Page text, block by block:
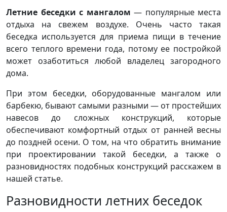
Летние беседки с мангалом — популярные места
отдыха на свежем воздухе. Очень часто такая
беседка используется для приема пищи в течение
всего теплого времени года, потому ее постройкой
может озаботиться любой владелец загородного
дома.
При этом беседки, оборудованные мангалом или
барбекю, бывают самыми разными — от простейших
навесов до сложных конструкций, которые
обеспечивают комфортный отдых от ранней весны
до поздней осени. О том, на что обратить внимание
при проектировании такой беседки, а также о
разновидностях подобных конструкций расскажем в
нашей статье.
Разновидности летних беседок